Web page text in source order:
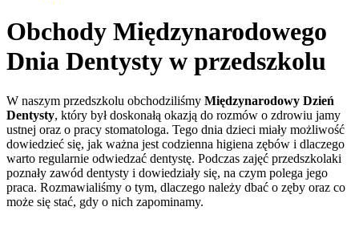
Obchody Międzynarodowego
Dnia Dentysty w przedszkolu
W naszym przedszkolu obchodziliśmy Międzynarodowy Dzień
Dentysty, który był doskonałą okazją do rozmów o zdrowiu jamy
ustnej oraz o pracy stomatologa. Tego dnia dzieci miały możliwość
dowiedzieć się, jak ważna jest codzienna higiena zębów i dlaczego
warto regularnie odwiedzać dentystę. Podczas zajęć przedszkolaki
poznały zawód dentysty i dowiedziały się, na czym polega jego
praca. Rozmawialiśmy o tym, dlaczego należy dbać o zęby oraz co
może się stać, gdy o nich zapominamy.